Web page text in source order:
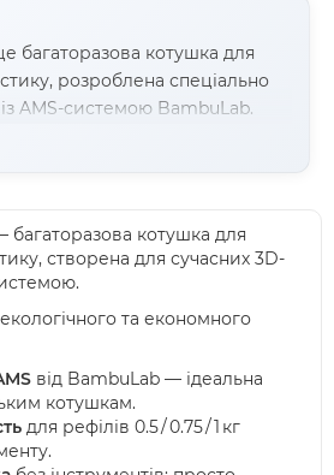
багаторазова котушка для
розроблена спеціально
AMS-системою BambuLab.
різної ваги 0.5, 0.75 та 1
градусів Цельсія, котушка
та стабільну подачу філаменту.
66.8 мм. Головні переваги
багаторазовому
через зменшення
Ідеальний вибір для
зробити 3D-друк більш
багаторазова котушка для
створена для сучасних 3D-
та економного
від BambuLab — ідеальна
котушкам.
для рефілів 0.5 / 0.75 / 1 кг